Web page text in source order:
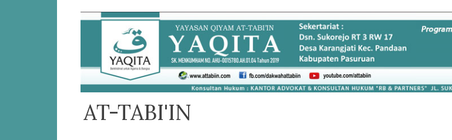
Skip
AT-TABI'IN